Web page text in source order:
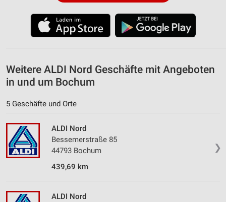
Weitere ALDI Nord Geschäfte mit Angeboten
in und um Bochum
5 Geschäfte und Orte
❯
ALDI Nord
Bessemerstraße 85
44793 Bochum
439,69 km
ALDI Nord